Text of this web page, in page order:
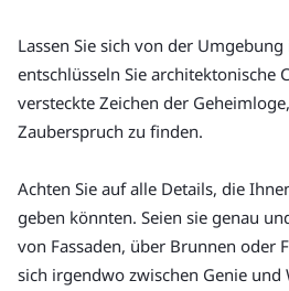
Lassen Sie sich von der
entschlüsseln Sie architektonische
versteckte Zeichen der
Zauberspruch zu finden.
Achten Sie auf alle Details, die
geben könnten. Seien sie genau
von Fassaden, über Brunnen oder
sich irgendwo zwischen Genie und